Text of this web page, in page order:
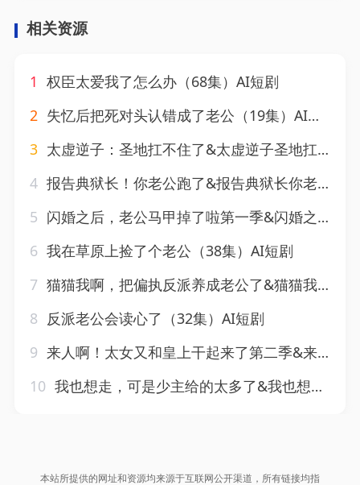
相关资源
1 权臣太爱我了怎么办（68集）AI短剧
2 失忆后把死对头认错成了老公（19集）AI短剧
3 太虚逆子：圣地扛不住了&太虚逆子圣地扛不住了（133集）AI短剧
4 报告典狱长！你老公跑了&报告典狱长你老公跑了（25集）AI短剧
5 闪婚之后，老公马甲掉了啦第一季&闪婚之后老公马甲掉了啦第一季（125集）AI短剧
6 我在草原上捡了个老公（38集）AI短剧
7 猫猫我啊，把偏执反派养成老公了&猫猫我啊把偏执反派养成老公了（65集）AI短剧
8 反派老公会读心了（32集）AI短剧
9 来人啊！太女又和皇上干起来了第二季&来人啊太女又和皇上干起来了第二季（99集）AI短剧
10 我也想走，可是少主给的太多了&我也想走可是少主给的太多了（47集）AI短剧
本站所提供的网址和资源均来源于互联网公开渠道，所有链接均指